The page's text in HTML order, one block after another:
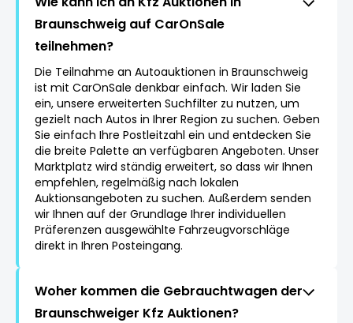
Braunschweig auf CarOnSale
teilnehmen?
Die Teilnahme an Autoauktionen in Braunschweig
ist mit CarOnSale denkbar einfach. Wir laden Sie
ein, unsere erweiterten Suchfilter zu nutzen, um
gezielt nach Autos in Ihrer Region zu suchen. Geben
Sie einfach Ihre Postleitzahl ein und entdecken Sie
die breite Palette an verfügbaren Angeboten. Unser
Marktplatz wird ständig erweitert, so dass wir Ihnen
empfehlen, regelmäßig nach lokalen
Auktionsangeboten zu suchen. Außerdem senden
wir Ihnen auf der Grundlage Ihrer individuellen
Präferenzen ausgewählte Fahrzeugvorschläge
direkt in Ihren Posteingang.
Woher kommen die Gebrauchtwagen der
Braunschweiger Kfz Auktionen?